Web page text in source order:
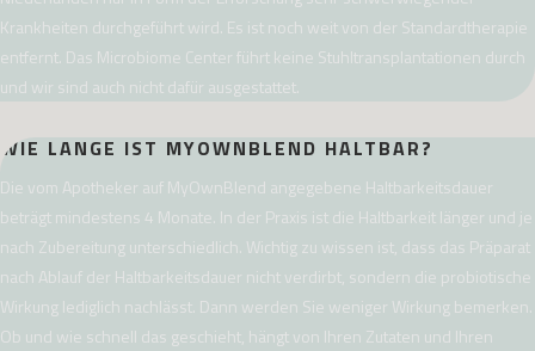
Krankheiten durchgeführt wird. Es ist noch weit von der Standardtherapie
entfernt. Das Microbiome Center führt keine Stuhltransplantationen durch
und wir sind auch nicht dafür ausgestattet.
WIE LANGE IST MYOWNBLEND HALTBAR?
Die vom Apotheker auf MyOwnBlend angegebene Haltbarkeitsdauer
beträgt mindestens 4 Monate. In der Praxis ist die Haltbarkeit länger und je
nach Zubereitung unterschiedlich. Wichtig zu wissen ist, dass das Präparat
nach Ablauf der Haltbarkeitsdauer nicht verdirbt, sondern die probiotische
Wirkung lediglich nachlässt. Dann werden Sie weniger Wirkung bemerken.
Ob und wie schnell das geschieht, hängt von Ihren Zutaten und Ihren